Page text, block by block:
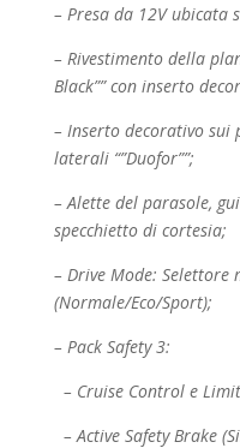
– Presa da 12V ubicata
– Rivestimento della
Black”” con inserto
– Inserto decorativo
laterali “”Duofor””;
– Alette del parasole,
specchietto di cortesia;
– Drive Mode:
(Normale/Eco/Sport);
– Pack Safety 3:
– Cruise Control e
– Active Safety Brake